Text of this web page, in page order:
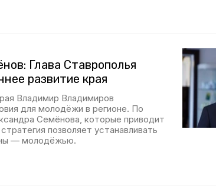
Глава Ставрополья
развитие края
Владимир Владимиров
для молодёжи в регионе. По
Семёнова, которые приводит
позволяет устанавливать
— молодёжью.